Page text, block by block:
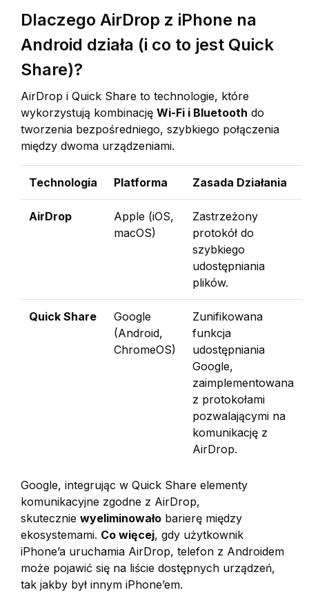
Dlaczego AirDrop z iPhone na
Android działa (i co to jest Quick
Share)?
AirDrop i Quick Share to technologie, które
wykorzystują kombinację Wi-Fi i Bluetooth do
tworzenia bezpośredniego, szybkiego połączenia
między dwoma urządzeniami.
Technologia Platforma Zasada Działania
AirDrop
Apple (iOS,
macOS)
Zastrzeżony
protokół do
szybkiego
udostępniania
plików.
Quick Share
Google
(Android,
ChromeOS)
Zunifikowana
funkcja
udostępniania
Google,
zaimplementowana
z protokołami
pozwalającymi na
komunikację z
AirDrop.
Google, integrując w Quick Share elementy
komunikacyjne zgodne z AirDrop,
skutecznie wyeliminowało barierę między
ekosystemami. Co więcej, gdy użytkownik
iPhone’a uruchamia AirDrop, telefon z Androidem
może pojawić się na liście dostępnych urządzeń,
tak jakby był innym iPhone’em.